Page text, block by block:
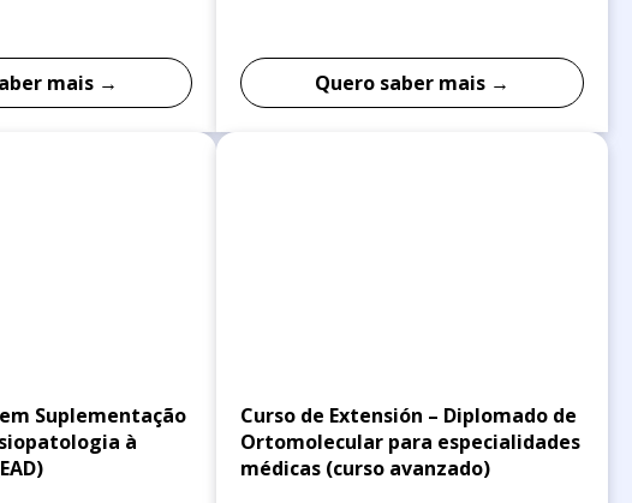
mais → Quero saber mais →
Suplementação
à
Curso de Extensión – Diplomado de
Ortomolecular para especialidades
médicas (curso avanzado)